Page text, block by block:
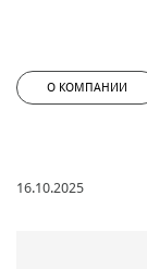
О КОМПАНИИ
16.10.2025